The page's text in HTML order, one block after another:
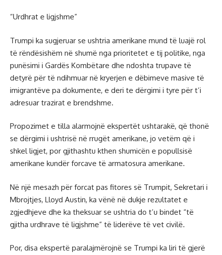
“Urdhrat e ligjshme”
Trumpi ka sugjeruar se ushtria amerikane mund të luajë rol
të rëndësishëm në shumë nga prioritetet e tij politike, nga
punësimi i Gardës Kombëtare dhe ndoshta trupave të
detyrë për të ndihmuar në kryerjen e dëbimeve masive të
imigrantëve pa dokumente, e deri te dërgimi i tyre për t’i
adresuar trazirat e brendshme.
Propozimet e tilla alarmojnë ekspertët ushtarakë, që thonë
se dërgimi i ushtrisë në rrugët amerikane, jo vetëm që i
shkel ligjet, por gjithashtu kthen shumicën e popullsisë
amerikane kundër forcave të armatosura amerikane.
Në një mesazh për forcat pas fitores së Trumpit, Sekretari i
Mbrojtjes, Lloyd Austin, ka vënë në dukje rezultatet e
zgjedhjeve dhe ka theksuar se ushtria do t’u bindet “të
gjitha urdhrave të ligjshme” të liderëve të vet civilë.
Por, disa ekspertë paralajmërojnë se Trumpi ka liri të gjerë